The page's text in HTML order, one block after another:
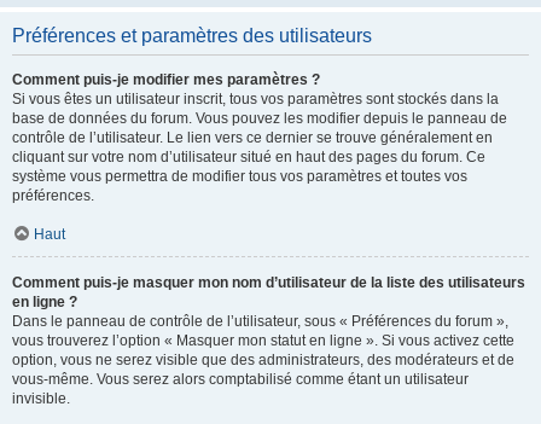
Préférences et paramètres des utilisateurs
Comment puis-je modifier mes paramètres ?
Si vous êtes un utilisateur inscrit, tous vos paramètres sont stockés dans la
base de données du forum. Vous pouvez les modifier depuis le panneau de
contrôle de l’utilisateur. Le lien vers ce dernier se trouve généralement en
cliquant sur votre nom d’utilisateur situé en haut des pages du forum. Ce
système vous permettra de modifier tous vos paramètres et toutes vos
préférences.
Haut
Comment puis-je masquer mon nom d’utilisateur de la liste des utilisateurs
en ligne ?
Dans le panneau de contrôle de l’utilisateur, sous « Préférences du forum »,
vous trouverez l’option « Masquer mon statut en ligne ». Si vous activez cette
option, vous ne serez visible que des administrateurs, des modérateurs et de
vous-même. Vous serez alors comptabilisé comme étant un utilisateur
invisible.